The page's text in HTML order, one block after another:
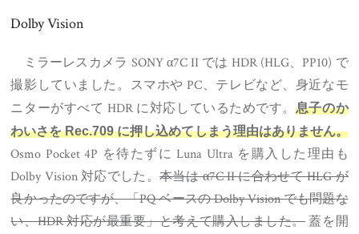
Dolby Vision
ミラーレスカメラ SONY α7C II では HDR (HLG、PP10) で
撮影していました。スマホや PC、テレビなど、身近なモ
ニターがすべて HDR に対応しているためです。
息子のか
わいさを Rec.709 に押し込めてしまう理由はありません。
Osmo Pocket 4P を待たずに Luna Ultra を購入した理由も
Dolby Vision 対応でした。本当は α7C II に合わせて HLG が
良かったのですが、「PQ ベースの Dolby Vision でも問題な
い、HDR 対応が最重要」と考えて購入しました。蓋を開